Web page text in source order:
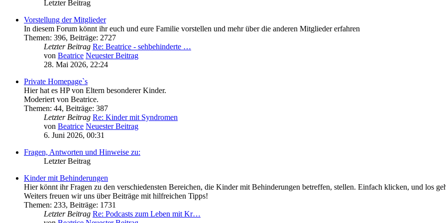
Letzter Beitrag
Vorstellung der Mitglieder
In diesem Forum könnt ihr euch und eure Familie vorstellen und mehr über die anderen Mitglieder erfahren
Themen: 396, Beiträge: 2727
Letzter Beitrag Re: Beatrice - sehbehinderte …
von Beatrice Neuester Beitrag
28. Mai 2026, 22:24
Private Homepage`s
Hier hat es HP von Eltern besonderer Kinder.
Moderiert von Beatrice.
Themen: 44, Beiträge: 387
Letzter Beitrag Re: Kinder mit Syndromen
von Beatrice Neuester Beitrag
6. Juni 2026, 00:31
Fragen, Antworten und Hinweise zu:
Letzter Beitrag
Kinder mit Behinderungen
Hier könnt ihr Fragen zu den verschiedensten Bereichen, die Kinder mit Behinderungen betreffen, stellen. Einfach klicken, und los
Weiters freuen wir uns über Beiträge mit hilfreichen Tipps!
Themen: 233, Beiträge: 1731
Letzter Beitrag Re: Podcasts zum Leben mit Kr…